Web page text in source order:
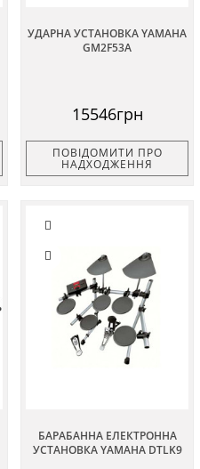
УДАРНА УСТАНОВКА YAMAHA
GM2F53A
15546грн
ПОВІДОМИТИ ПРО
НАДХОДЖЕННЯ
БАРАБАННА ЕЛЕКТРОННА
УСТАНОВКА YAMAHA DTLK9